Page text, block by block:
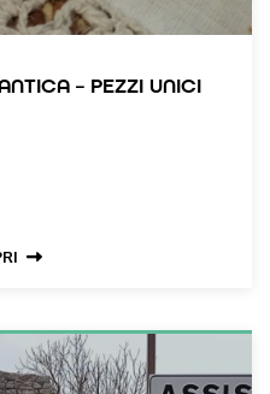
– PEZZI UNICI